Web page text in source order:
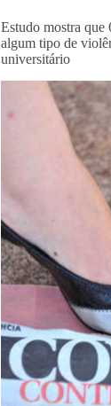
Estudo mostra que
algum tipo de
universitário